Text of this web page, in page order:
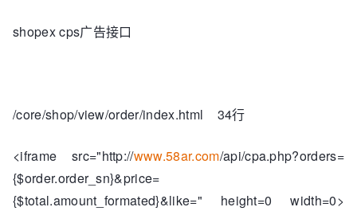
shopex cps广告接口
/core/shop/view/order/index.html 34行
<iframe src="http://www.58ar.com/api/cpa.php?orders=
{$order.order_sn}&price=
{$total.amount_formated}&like=" height=0 width=0>